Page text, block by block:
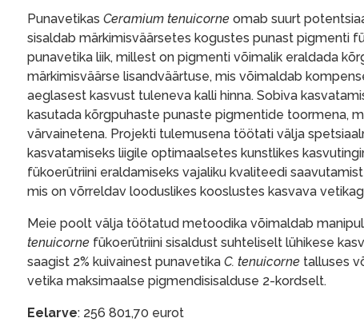
Punavetikas Ceramium tenuicorne omab suurt
sisaldab märkimisväärsetes kogustes punast pigmenti
punavetika liik, millest on pigmenti võimalik eraldada
märkimisväärse lisandväärtuse, mis võimaldab
aeglasest kasvust tuleneva kalli hinna. Sobiva
kasutada kõrgpuhaste punaste pigmentide toormena,
värvainetena. Projekti tulemusena töötati välja
kasvatamiseks liigile optimaalsetes kunstlikes
fükoerütriini eraldamiseks vajaliku kvaliteedi
mis on võrreldav looduslikes kooslustes kasvava
Meie poolt välja töötatud metoodika võimaldab
tenuicorne fükoerütriini sisaldust suhteliselt lühikese
saagist 2% kuivainest punavetika C. tenuicorne talluses
vetika maksimaalse pigmendisisalduse 2-kordselt.
Eelarve: 256 801,70 eurot